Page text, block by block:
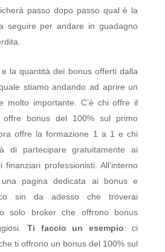
passo dopo passo qual è la
seguire per andare in guadagno
la quantità dei bonus offerti dalla
stiamo andando ad aprire un
molto importante. C’è chi offre il
bonus del 100% sul primo
offre la formazione 1 a 1 e chi
di partecipare gratuitamente ai
professionisti. All’interno
pagina dedicata ai bonus e
sin da adesso che troverai
solo broker che offrono bonus
Ti faccio un esempio: ci
ti offrono un bonus del 100% sul